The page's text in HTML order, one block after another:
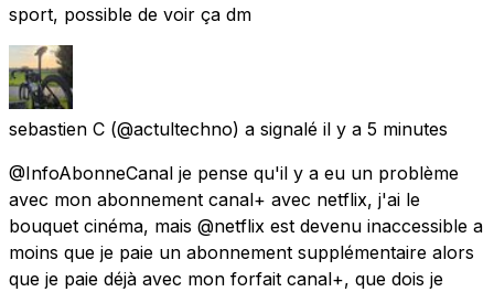
sport, possible de voir ça dm
sebastien C (@actultechno) a signalé il y a 5 minutes
@InfoAbonneCanal je pense qu'il y a eu un problème
avec mon abonnement canal+ avec netflix, j'ai le
bouquet cinéma, mais @netflix est devenu inaccessible a
moins que je paie un abonnement supplémentaire alors
que je paie déjà avec mon forfait canal+, que dois je